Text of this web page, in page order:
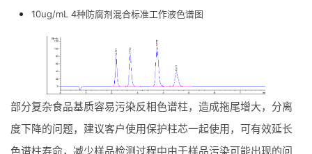
10ug/mL 4种防腐剂混合标准工作液色谱图
部分复杂食品基质容易污染反相色谱柱，造成拖尾增大，分离
度下降的问题，建议客户使用保护柱芯一起使用，可有效延长
色谱柱寿命，减少样品检测过程中由于样品污染可能出现的问